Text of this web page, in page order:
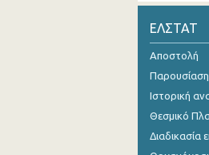
ΕΛΣΤΑΤ
Αποστολή
Παρουσίαση
Ιστορική
Θεσμικό
Διαδικασία